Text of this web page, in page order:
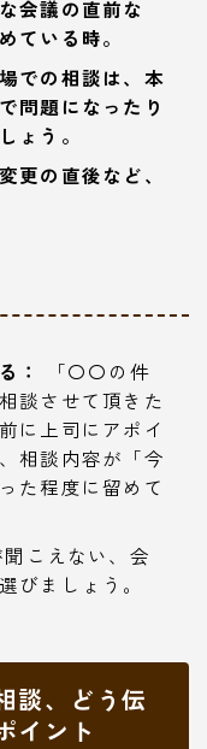
会議の直前な
ている時。
での相談は、本
問題になったり
ょう。
更の直後など、
：
「〇〇の件
談させて頂きた
に上司にアポイ
相談内容が「今
た程度に留めて
こえない、会
びましょう。
談、どう伝
イント